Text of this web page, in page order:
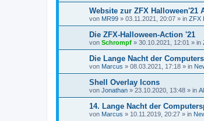
Website zur ZFX Halloween'21
von MR99 » 03.11.2021, 20:07 » in ZFX
Die ZFX-Halloween-Action '21
von Schrompf » 30.10.2021, 12:01 » in
Die Lange Nacht der
von Marcus » 08.03.2021, 17:18 » in
Shell Overlay Icons
von Jonathan » 23.10.2020, 13:48 » in
14. Lange Nacht der
von Marcus » 10.11.2019, 20:27 » in